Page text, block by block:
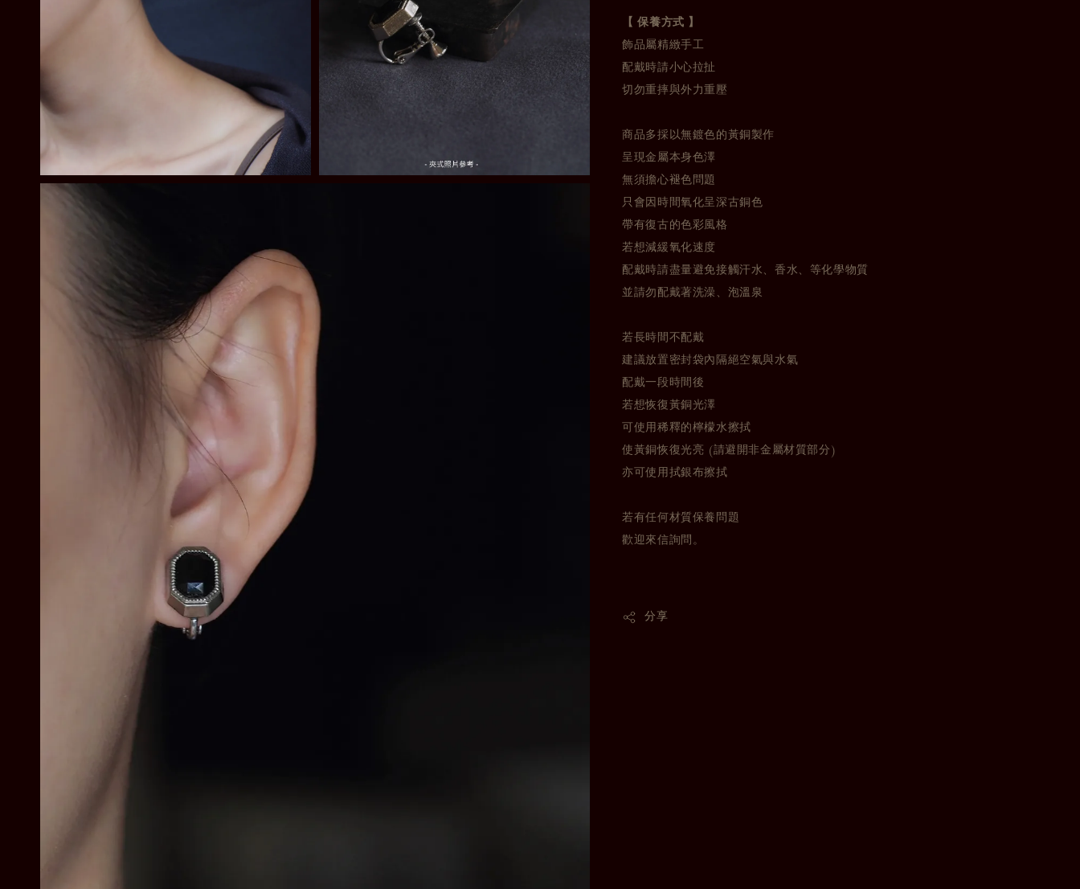
【 保養方式 】
飾品屬精緻手工
配戴時請小心拉扯
切勿重摔與外力重壓
商品多採以無鍍色的黃銅製作
呈現金屬本身色澤
無須擔心褪色問題
只會因時間氧化呈深古銅色
帶有復古的色彩風格
若想減緩氧化速度
配戴時請盡量避免接觸汗水、香水、等化學物質
並請勿配戴著洗澡、泡溫泉
若長時間不配戴
建議放置密封袋內隔絕空氣與水氣
配戴一段時間後
若想恢復黃銅光澤
可使用稀釋的檸檬水擦拭
使黃銅恢復光亮 (請避開非金屬材質部分)
亦可使用拭銀布擦拭
若有任何材質保養問題
歡迎來信詢問。
分享